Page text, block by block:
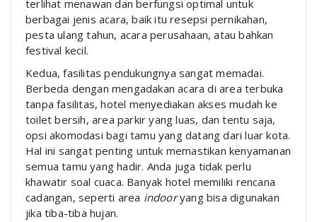
terlihat menawan dan berfungsi optimal untuk
berbagai jenis acara, baik itu resepsi pernikahan,
pesta ulang tahun, acara perusahaan, atau bahkan
festival kecil.
Kedua, fasilitas pendukungnya sangat memadai.
Berbeda dengan mengadakan acara di area terbuka
tanpa fasilitas, hotel menyediakan akses mudah ke
toilet bersih, area parkir yang luas, dan tentu saja,
opsi akomodasi bagi tamu yang datang dari luar kota.
Hal ini sangat penting untuk memastikan kenyamanan
semua tamu yang hadir. Anda juga tidak perlu
khawatir soal cuaca. Banyak hotel memiliki rencana
cadangan, seperti area indooryang bisa digunakan
jika tiba-tiba hujan.